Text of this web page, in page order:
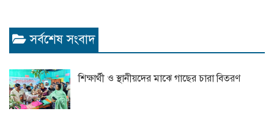
সর্বশেষ সংবাদ
শিক্ষার্থী ও স্থানীয়দের মাঝে গাছের চারা বিতরণ